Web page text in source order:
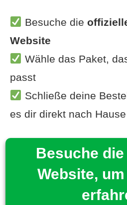
Besuche die
Website
Wähle das Paket,
passt
Schließe deine
es dir direkt nach
Besuche
Website,